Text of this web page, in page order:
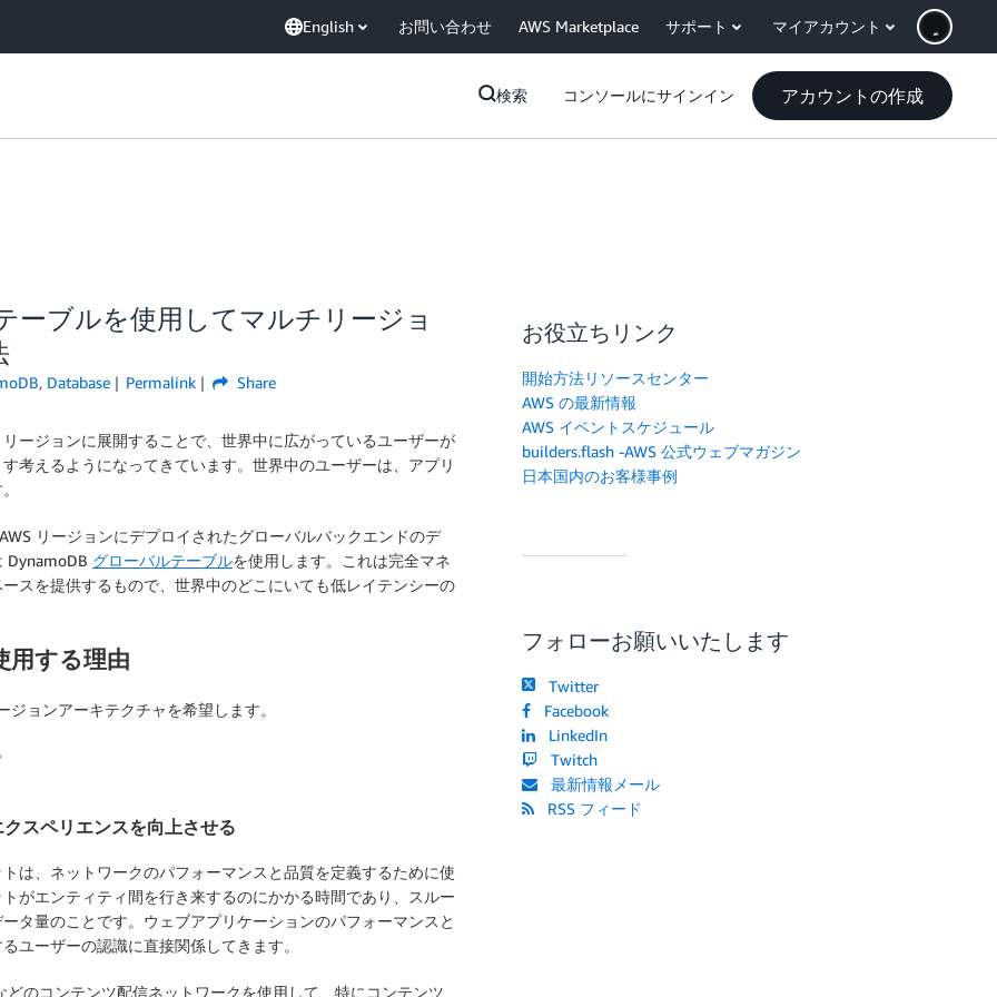
English お問い合わせ AWS Marketplace サポート マイアカウント
検索 コンソールにサインイン アカウントの作成
ーブルを使用してマルチリージョ
, Database Permalink Share
ージョンに展開することで、世界中に広がっているユーザーが
考えるようになってきています。世界中のユーザーは、アプリ
リージョンにデプロイされたグローバルバックエンドのデ
DynamoDB グローバルテーブルを使用します。これは完全マネ
スを提供するもので、世界中のどこにいても低レイテンシーの
用する理由
ョンアーキテクチャを希望します。
スペリエンスを向上させる
は、ネットワークのパフォーマンスと品質を定義するために使
がエンティティ間を行き来するのにかかる時間であり、スルー
タ量のことです。ウェブアプリケーションのパフォーマンスと
ユーザーの認識に直接関係してきます。
どのコンテンツ配信ネットワークを使用して、特にコンテンツ
お役立ちリンク
開始方法リソースセンター
AWS の最新情報
AWS イベントスケジュール
builders.flash -AWS 公式ウェブマガジン
日本国内のお客様事例
フォローお願いいたします
Twitter
Facebook
LinkedIn
Twitch
最新情報メール
RSS フィード